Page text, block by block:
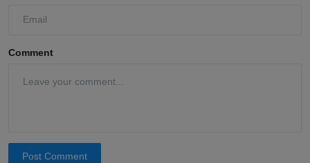
Comment
Post Comment